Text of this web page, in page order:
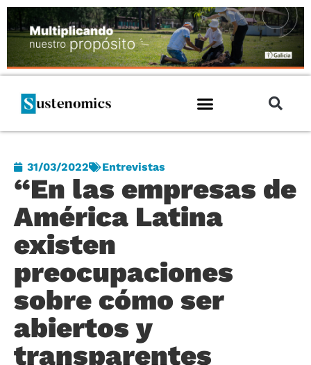
31/03/2022 Entrevistas
“En las empresas de
América Latina
existen
preocupaciones
sobre cómo ser
abiertos y
transparentes